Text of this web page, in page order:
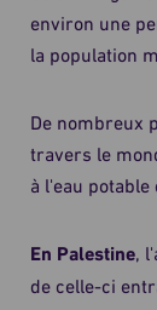
environ une
la population
De nombreux
travers le
à l'eau
En Palestine,
de celle-ci